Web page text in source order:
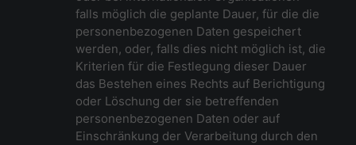
falls möglich die geplante Dauer, für die die
personenbezogenen Daten gespeichert
werden, oder, falls dies nicht möglich ist, die
Kriterien für die Festlegung dieser Dauer
das Bestehen eines Rechts auf Berichtigung
oder Löschung der sie betreffenden
personenbezogenen Daten oder auf
Einschränkung der Verarbeitung durch den